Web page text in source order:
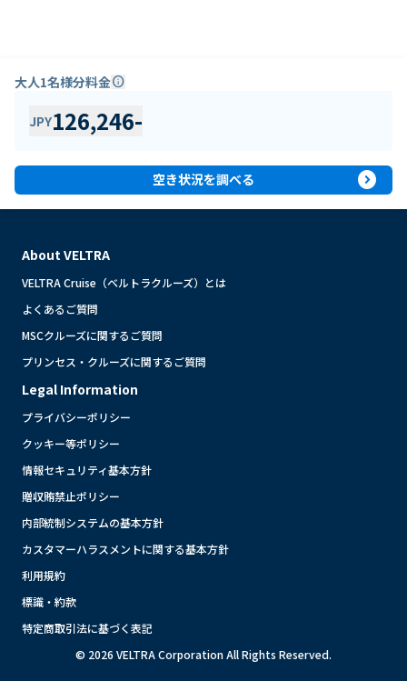
大人1名様分料金info
JPY126,246-
空き状況を調べる expand_circle_right
About VELTRA
VELTRA Cruise（ベルトラクルーズ）とは
よくあるご質問
MSCクルーズに関するご質問
プリンセス・クルーズに関するご質問
Legal Information
プライバシーポリシー
クッキー等ポリシー
情報セキュリティ基本方針
贈収賄禁止ポリシー
内部統制システムの基本方針
カスタマーハラスメントに関する基本方針
利用規約
標識・約款
特定商取引法に基づく表記
© 2026 VELTRA Corporation All Rights Reserved.